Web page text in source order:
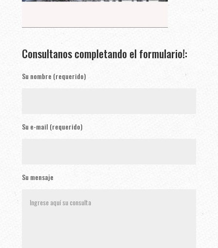
Consultanos completando el formulario!:
Su nombre (requerido)
Su e-mail (requerido)
Su mensaje